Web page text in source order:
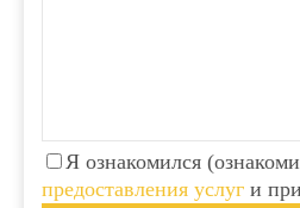
Я ознакомился
предоставления услуг и